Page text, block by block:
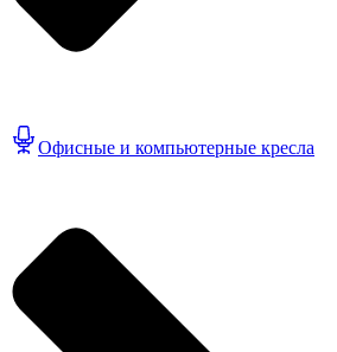
Офисные и компьютерные кресла